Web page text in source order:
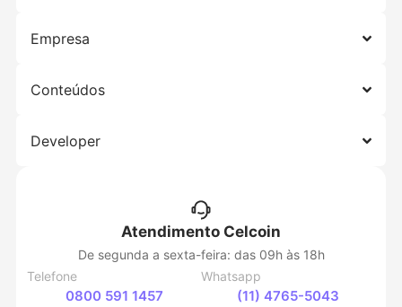
Empresa
Conteúdos
Developer
Atendimento Celcoin
De segunda a sexta-feira: das 09h às 18h
Telefone
0800 591 1457
Whatsapp
(11) 4765-5043